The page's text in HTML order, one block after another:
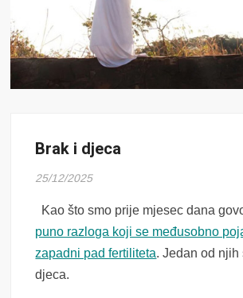
Brak i djeca
25/12/2025
Kao što smo prije mjesec dana
puno razloga koji se međusobno
zapadni pad fertiliteta. Jedan od njih
djeca.